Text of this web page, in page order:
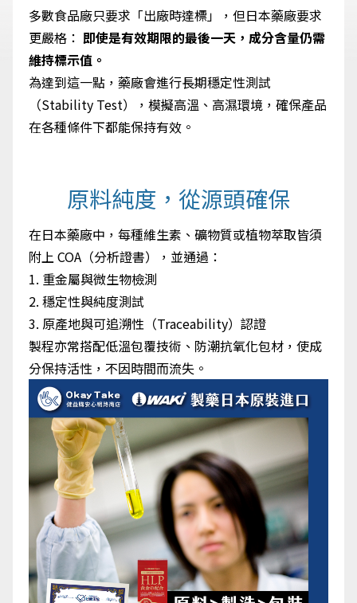
多數食品廠只要求「出廠時達標」，但日本藥廠要求
更嚴格： 即使是有效期限的最後一天，成分含量仍需
維持標示值。
為達到這一點，藥廠會進行長期穩定性測試
（Stability Test），模擬高溫、高濕環境，確保產品
在各種條件下都能保持有效。
原料純度，從源頭確保
在日本藥廠中，每種維生素、礦物質或植物萃取皆須
附上 COA（分析證書），並通過：
1. 重金屬與微生物檢測
2. 穩定性與純度測試
3. 原產地與可追溯性（Traceability）認證
製程亦常搭配低溫包覆技術、防潮抗氧化包材，使成
分保持活性，不因時間而流失。